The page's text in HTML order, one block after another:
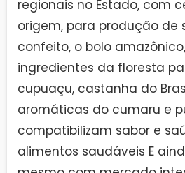
regionais no Estado, com
origem, para produção de
confeito, o bolo
ingredientes da floresta
cupuaçu, castanha do
aromáticas do cumaru e
compatibilizam sabor e
alimentos saudáveis E